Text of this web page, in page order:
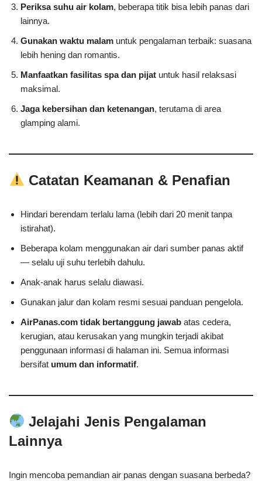
Periksa suhu air kolam, beberapa titik bisa lebih panas dari
lainnya.
Gunakan waktu malam untuk pengalaman terbaik: suasana
lebih hening dan romantis.
Manfaatkan fasilitas spa dan pijat untuk hasil relaksasi
maksimal.
Jaga kebersihan dan ketenangan, terutama di area
glamping alami.
Catatan Keamanan & Penafian
Hindari berendam terlalu lama (lebih dari 20 menit tanpa
istirahat).
Beberapa kolam menggunakan air dari sumber panas aktif
— selalu uji suhu terlebih dahulu.
Anak-anak harus selalu diawasi.
Gunakan jalur dan kolam resmi sesuai panduan pengelola.
AirPanas.com tidak bertanggung jawab atas cedera,
kerugian, atau kerusakan yang mungkin terjadi akibat
penggunaan informasi di halaman ini. Semua informasi
bersifat umum dan informatif.
Jelajahi Jenis Pengalaman
Lainnya
Ingin mencoba pemandian air panas dengan suasana berbeda?